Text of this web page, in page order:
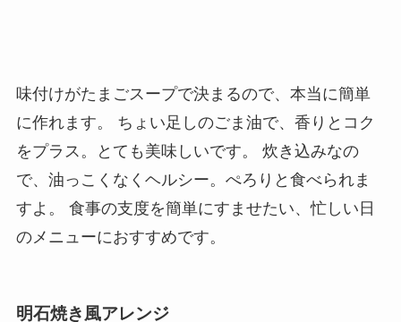
味付けがたまごスープで決まるので、本当に簡単
に作れます。 ちょい足しのごま油で、香りとコク
をプラス。とても美味しいです。 炊き込みなの
で、油っこくなくヘルシー。ぺろりと食べられま
すよ。 食事の支度を簡単にすませたい、忙しい日
のメニューにおすすめです。
明石焼き風アレンジ